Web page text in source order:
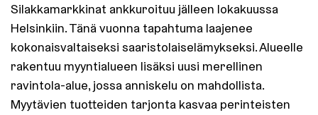
Silakkamarkkinat ankkuroituu jälleen lokakuussa
Helsinkiin. Tänä vuonna tapahtuma laajenee
kokonaisvaltaiseksi saaristolaiselämykseksi. Alueelle
rakentuu myyntialueen lisäksi uusi merellinen
ravintola-alue, jossa anniskelu on mahdollista.
Myytävien tuotteiden tarjonta kasvaa perinteisten